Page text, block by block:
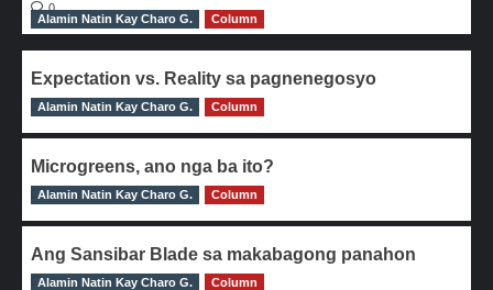
0
Alamin Natin Kay Charo G.
Column
Expectation vs. Reality sa pagnenegosyo
0
Alamin Natin Kay Charo G. Column
Microgreens, ano nga ba ito?
0
Alamin Natin Kay Charo G. Column
Ang Sansibar Blade sa makabagong panahon
0
Alamin Natin Kay Charo G. Column